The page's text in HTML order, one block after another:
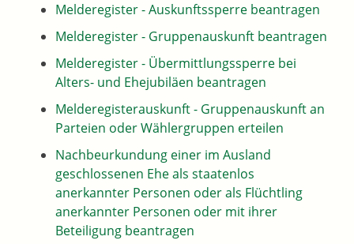
Melderegister - Auskunftssperre beantragen
Melderegister - Gruppenauskunft beantragen
Melderegister - Übermittlungssperre bei
Alters- und Ehejubiläen beantragen
Melderegisterauskunft - Gruppenauskunft an
Parteien oder Wählergruppen erteilen
Nachbeurkundung einer im Ausland
geschlossenen Ehe als staatenlos
anerkannter Personen oder als Flüchtling
anerkannter Personen oder mit ihrer
Beteiligung beantragen